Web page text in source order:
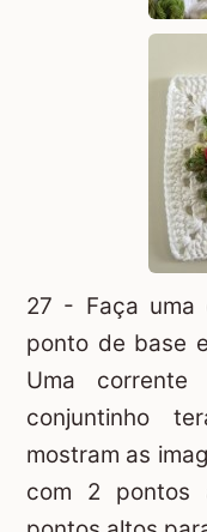
27 - Faça uma
ponto de base
Uma
conjuntinho
mostram as
com 2 pontos